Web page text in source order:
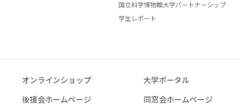
国立科学博物館大学パートナーシップ
学生レポート
オンラインショップ 大学ポータル
後援会ホームページ 同窓会ホームページ